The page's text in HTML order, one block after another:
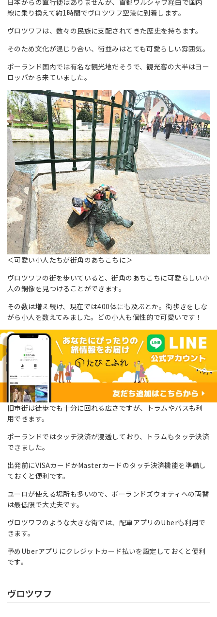
日本からの直行便はありませんが、首都ワルシャワ経由で国内
線に乗り換えて約1時間でヴロツワフ空港に到着します。
ヴロツワフは、数々の民族に支配されてきた歴史を持ちます。
そのため文化が混じり合い、街並みはとても可愛らしい雰囲気。
ポーランド国内では有名な観光地だそうで、観光客の大半はヨー
ロッパから来ていました。
＜可愛い小人たちが街角のあちこちに＞
ヴロツワフの街を歩いていると、街角のあちこちに可愛らしい小
人の銅像を見つけることができます。
その数は増え続け、現在では400体にも及ぶとか。街歩きをしな
がら小人を数えてみました。どの小人も個性的で可愛いです！
旧市街は徒歩でも十分に回れる広さですが、トラムやバスも利
用できます。
ポーランドではタッチ決済が浸透しており、トラムもタッチ決済
できました。
出発前にVISAカードかMasterカードのタッチ決済機能を準備し
ておくと便利です。
ユーロが使える場所も多いので、ポーランドズウォティへの両替
は最低限で大丈夫です。
ヴロツワフのような大きな街では、配車アプリのUberも利用で
きます。
予めUberアプリにクレジットカード払いを設定しておくと便利
です。
ヴロツワフ